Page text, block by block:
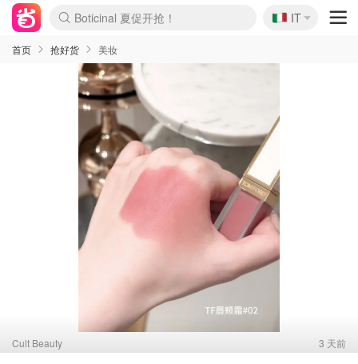
Boticinal 夏促开抢！
4折！lulu周四疯狂上新
速领！Stanley独家85折
Zalando 奥莱闪促！每日更新
🇮🇹
IT
首页 抢好货 美妆
Cult Beauty 3 天前